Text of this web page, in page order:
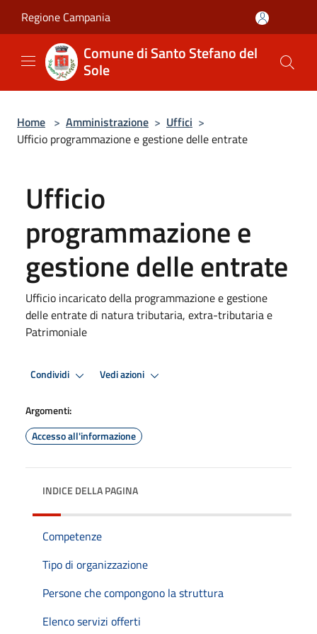
Regione Campania
Comune di Santo Stefano del
Sole
Home > Amministrazione > Uffici >
Ufficio programmazione e gestione delle entrate
Ufficio
programmazione e
gestione delle entrate
Ufficio incaricato della programmazione e gestione
delle entrate di natura tributaria, extra-tributaria e
Patrimoniale
Condividi Vedi azioni
Argomenti:
Accesso all'informazione
INDICE DELLA PAGINA
Competenze
Tipo di organizzazione
Persone che compongono la struttura
Elenco servizi offerti